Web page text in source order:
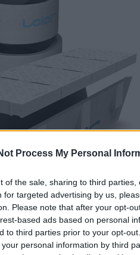
Process My Personal
of the sale, sharing to third
for targeted advertising by us,
Please note that after your opt-
based ads based on personal
to third parties prior to your opt-
personal information by third